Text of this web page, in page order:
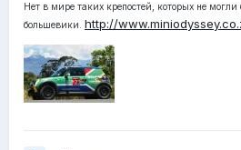
Нет в мире таких крепостей, которых не могли
большевики. http://